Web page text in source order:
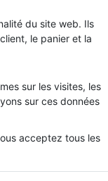
dessinées
Relation d'aide
actuels
de la foi
Relation d'aide
jeunes
hop
Adoration
Métal
du site web. Ils
le panier et la
sur les visites, les
sur ces données
acceptez tous les